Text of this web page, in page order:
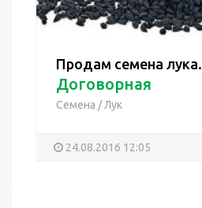
Продам семена лука.
Договорная
Семена /Лук
24.08.2016 12:05